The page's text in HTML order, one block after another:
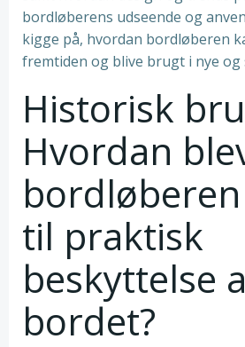
bordløberens udseende og
kigge på, hvordan bordløberen
fremtiden og blive brugt i nye og
Historisk
Hvordan
til praktisk
beskyttelse
bordet?